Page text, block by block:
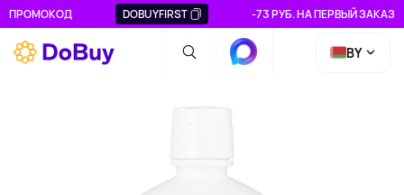
ПРОМОКОД DOBUYFIRST -73 РУБ. НА ПЕРВЫЙ ЗАКАЗ
BY